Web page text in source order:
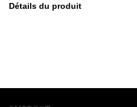
Détails du produit